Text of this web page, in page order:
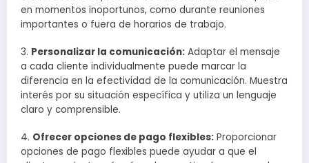
en momentos inoportunos, como durante reuniones
importantes o fuera de horarios de trabajo.
3. Personalizar la comunicación: Adaptar el mensaje
a cada cliente individualmente puede marcar la
diferencia en la efectividad de la comunicación. Muestra
interés por su situación específica y utiliza un lenguaje
claro y comprensible.
4. Ofrecer opciones de pago flexibles: Proporcionar
opciones de pago flexibles puede ayudar a que el